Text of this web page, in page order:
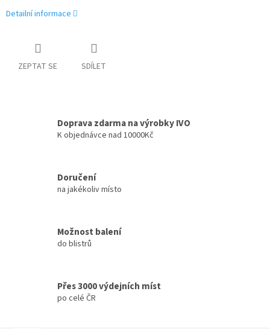
Detailní informace
ZEPTAT SE SDÍLET
Doprava zdarma na výrobky IVO
K objednávce nad 10000Kč
Doručení
na jakékoliv místo
Možnost balení
do blistrů
Přes 3000 výdejních míst
po celé ČR